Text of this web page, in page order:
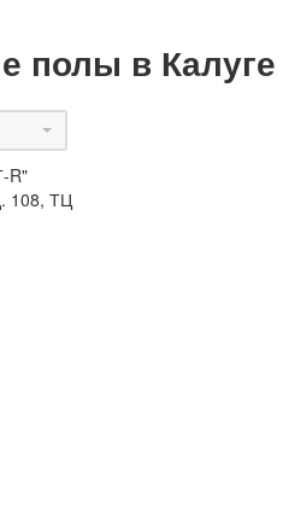
полы в Калуге
R"
108, ТЦ